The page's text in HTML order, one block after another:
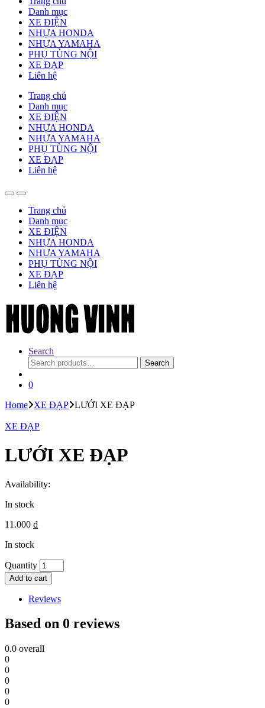
Danh mục
XE ĐIỆN
NHỰA HONDA
NHỰA YAMAHA
PHỤ TÙNG NỘI
XE ĐẠP
Liên hệ
Trang chủ
Danh mục
XE ĐIỆN
NHỰA HONDA
NHỰA YAMAHA
PHỤ TÙNG NỘI
XE ĐẠP
Liên hệ
Trang chủ
Danh mục
XE ĐIỆN
NHỰA HONDA
NHỰA YAMAHA
PHỤ TÙNG NỘI
XE ĐẠP
Liên hệ
Search
Search
for:
Search
0
Home
XE ĐẠP LƯỚI XE ĐẠP
XE ĐẠP
LƯỚI XE ĐẠP
Availability:
In stock
11.000 ₫
In stock
Quantity
Add to cart
Reviews
Based on 0 reviews
0.0 overall
0
0
0
0
0